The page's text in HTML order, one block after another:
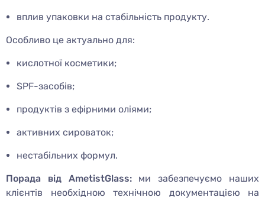
вплив упаковки на стабільність продукту.
Особливо це актуально для:
кислотної косметики;
SPF-засобів;
продуктів з ефірними оліями;
активних сироваток;
нестабільних формул.
Порада від AmetistGlass:ми забезпечуємо наших
клієнтів необхідною технічною документацією на